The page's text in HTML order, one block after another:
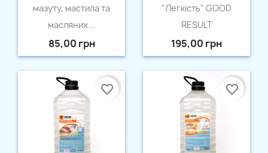
мазуту, мастила та
масляних...
85,00 грн
"Легкість" GOOD
RESULT
195,00 грн
favorite_border favorite_border